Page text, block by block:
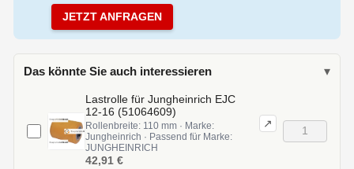
JETZT ANFRAGEN
Das könnte Sie auch interessieren ▾
Lastrolle für Jungheinrich EJC
12-16 (51064609)
Rollenbreite: 110 mm · Marke:
Jungheinrich · Passend für Marke:
JUNGHEINRICH
↗
42,91 €